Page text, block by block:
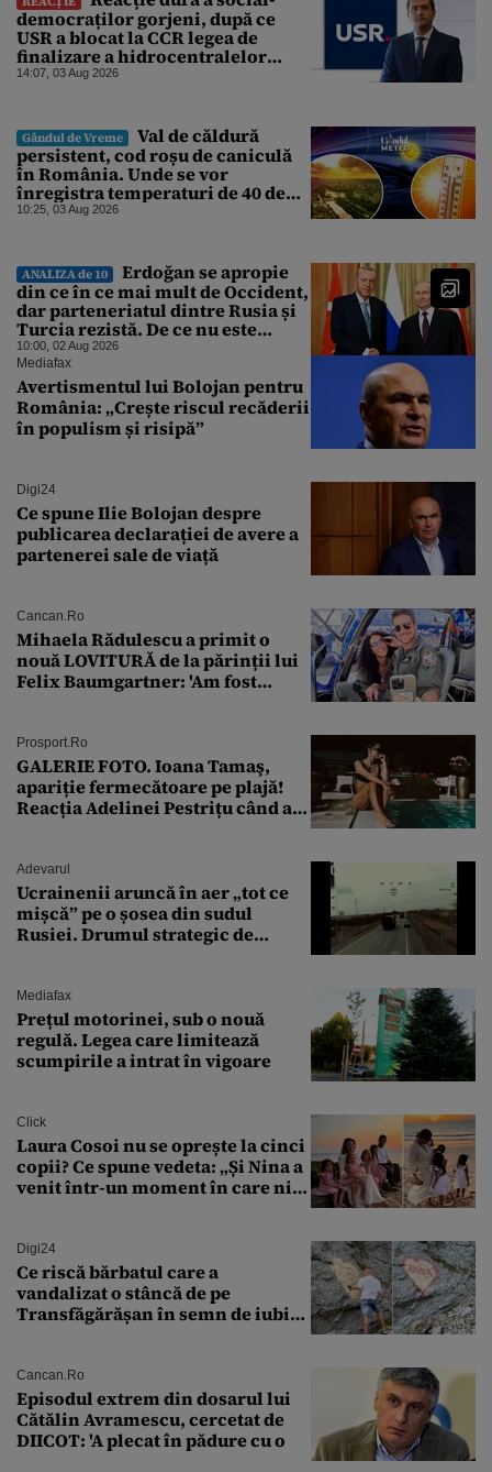
democraților gorjeni, după ce
USR a blocat la CCR legea de
finalizare a hidrocentralelor
abandonate. „Nu ne-ar surprinde
abătut o cupolă de foc”
14:07, 03 Aug 2026
Gândul de Vreme
Val de căldură
persistent, cod roșu de caniculă
în România. Unde se vor
înregistra temperaturi de 40 de
grade, potrivit ANM
10:25, 03 Aug 2026
ANALIZA de 10
Erdoğan se apropie
din ce în ce mai mult de Occident,
dar parteneriatul dintre Rusia și
Turcia rezistă. De ce nu este
Moscova îngrijorată de
orientarea spre vest a Ankarei
10:00, 02 Aug 2026
Mediafax
Avertismentul lui Bolojan pentru
România: „Crește riscul recăderii
în populism și risipă”
Digi24
Ce spune Ilie Bolojan despre
publicarea declarației de avere a
partenerei sale de viață
Cancan.ro
Mihaela Rădulescu a primit o
nouă LOVITURĂ de la părinții lui
Felix Baumgartner: 'Am fost
Prosport.ro
GALERIE FOTO. Ioana Tamaş,
apariție fermecătoare pe plajă!
Reacția Adelinei Pestrițu când a
Adevarul
Ucrainenii aruncă în aer „tot ce
mișcă” pe o șosea din sudul
Rusiei. Drumul strategic de
Mediafax
Prețul motorinei, sub o nouă
regulă. Legea care limitează
scumpirile a intrat în vigoare
Click
Laura Cosoi nu se oprește la cinci
copii? Ce spune vedeta: „Și Nina a
venit într-un moment în care nici
Digi24
Ce riscă bărbatul care a
vandalizat o stâncă de pe
Transfăgărășan în semn de iubire
Cancan.ro
Episodul extrem din dosarul lui
Cătălin Avramescu, cercetat de
DIICOT: 'A plecat în pădure cu o